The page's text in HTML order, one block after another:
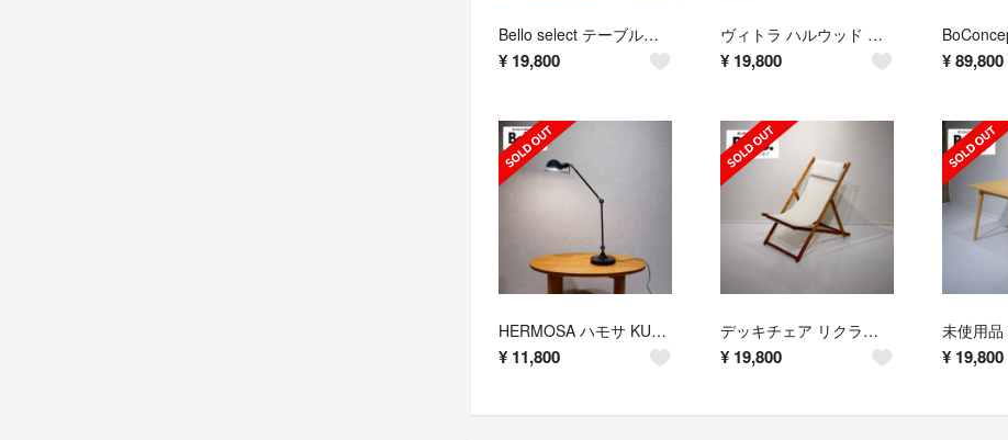
Bello select テーブルランプ 間接照明 モダン インダストリアル
¥ 19,800
ヴィトラ ハルウッド ダイニングチェア プラスチックシェル オーク脚 北欧
¥ 19,800 ¥ 89,800
HERMOSA ハモサ KUHMO クフモ デスクランプ 卓上照明
¥ 11,800
デッキチェア リクライニングチェア 折りたたみ 椅子 カフェ風
¥ 19,800 ¥ 19,800